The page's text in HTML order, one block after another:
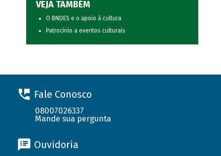
VEJA TAMBÉM
O BNDES e o apoio à cultura
Patrocínio a eventos culturais
Fale Conosco
08007026337
Mande sua pergunta
Ouvidoria